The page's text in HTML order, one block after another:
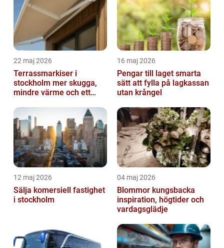
22 maj 2026
Terrassmarkiser i
stockholm mer skugga,
mindre värme och ett
16 maj 2026
Pengar till laget smarta
sätt att fylla på lagkassan
utan krångel
12 maj 2026
Sälja komersiell fastighet
i stockholm
04 maj 2026
Blommor kungsbacka
inspiration, högtider och
vardagsglädje